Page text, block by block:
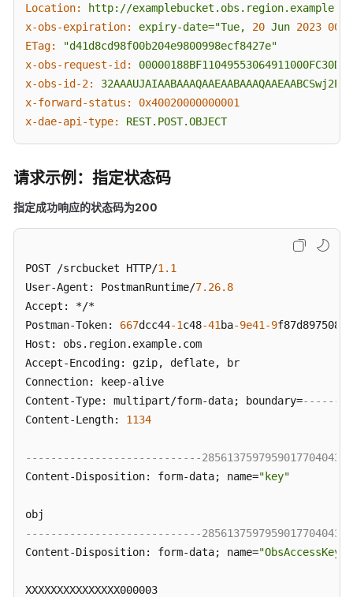
（此
文
档
即
将
用
户
图
片
处
理
（此
文
请
查
户
指
01234567890
--148828969260233905620870
Content-Disposition: form-data; name="submit"
--148828969260233905620870--
Location:
http://
x-obs-expiration:
expiry-date="Tue, 20 Jun 2023
ETag:
"d41d8cd98f00b204e9800998ecf8427e"
x-obs-request-id:
00000188BF11049553064911000FC30D
x-obs-id-2:
x-forward-status:
0x40020000000001
x-dae-api-type:
REST.POST.OBJECT
请求示例：指定状态码
指定成功响应的状态码为200
POST /srcbucket HTTP/1.1
User-Agent: PostmanRuntime/7.26.8
Accept: */*
Postman-Token: 667dcc44-1c48-41 ba-9e41 -9f87d8975089
Host: obs.region.example.com
Accept-Encoding: gzip, deflate, br
Connection: keep-alive
Content-Type: multipart/form-data; boundary=
Content-Length: 1134
----------------------------285613759795901770404350
Content-Disposition: form-data; name="key"
----------------------------285613759795901770404350
Content-Disposition: form-data; name=